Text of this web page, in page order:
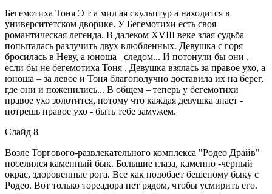
Бегемотиха Тоня Э т а мил ая скульптур а находится в
университетском дворике. У Бегемотихи есть своя
романтическая легенда. В далеком XVIII веке злая судьба
попыталась разлучить двух влюбленных. Девушка с горя
бросилась в Неву, а юноша– следом... И потонули бы они ,
если бы не бегемотиха Тоня . Девушка взялась за правое ухо, а
юноша – за левое и Тоня благополучно доставила их на берег,
где они и поженились... В общем – теперь у бегемотихи
правое ухо золотится, потому что каждая девушка знает -
потрешь правое ухо - быть тебе замужем.
Слайд 8
Возле Торгового-развлекательного комплекса "Родео Драйв"
поселился каменный бык. Большие глаза, каменно -черный
окрас, здоровенные рога. Все как подобает бешеному быку с
Родео. Вот только тореадора нет рядом, чтобы усмирить его.